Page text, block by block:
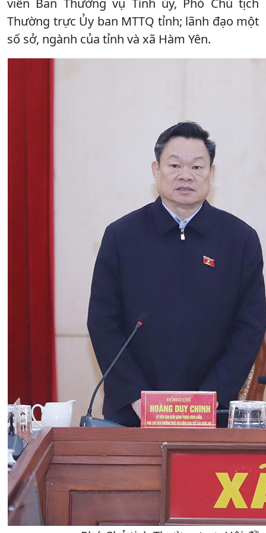
viên Ban Thường vụ Tỉnh ủy, Phó Chủ tịch
Thường trực Ủy ban MTTQ tỉnh; lãnh đạo một
số sở, ngành của tỉnh và xã Hàm Yên.